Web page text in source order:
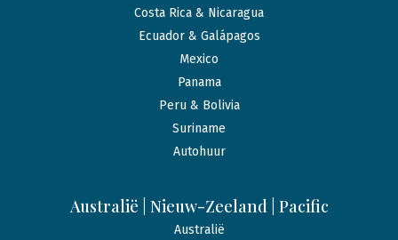
Costa Rica & Nicaragua
Ecuador & Galápagos
Mexico
Panama
Peru & Bolivia
Suriname
Autohuur
Australië | Nieuw-Zeeland | Pacific
Australië